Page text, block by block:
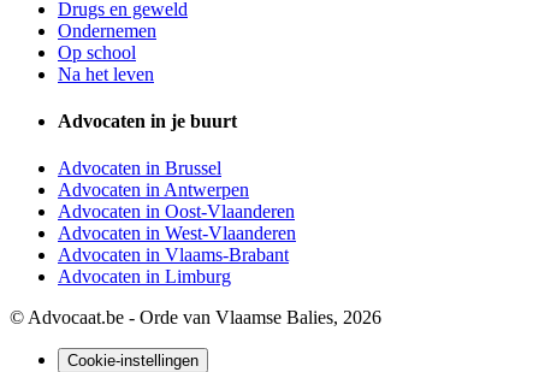
Drugs en geweld
Ondernemen
Op school
Na het leven
Advocaten in je buurt
Advocaten in Brussel
Advocaten in Antwerpen
Advocaten in Oost-Vlaanderen
Advocaten in West-Vlaanderen
Advocaten in Vlaams-Brabant
Advocaten in Limburg
© Advocaat.be - Orde van Vlaamse Balies, 2026
Cookie-instellingen